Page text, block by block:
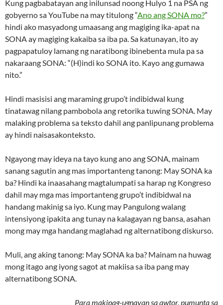
Kung pagbabatayan ang inilunsad noong Hulyo 1 na PSA ng
gobyerno sa YouTube na may titulong “Ano ang SONA mo?”
hindi ako masyadong umaasang ang magiging ika-apat na
SONA ay magiging kakaiba sa iba pa. Sa katunayan, ito ay
pagpapatuloy lamang ng naratibong ibinebenta mula pa sa
nakaraang SONA: “(H)indi ko SONA ito. Kayo ang gumawa
nito.”
Hindi masisisi ang maraming grupo’t indibidwal kung
tinatawag nilang pambobola ang retorika tuwing SONA. May
malaking problema sa teksto dahil ang panlipunang problema
ay hindi naisasakonteksto.
Ngayong may ideya na tayo kung ano ang SONA, mainam
sanang sagutin ang mas importanteng tanong: May SONA ka
ba? Hindi ka inaasahang magtalumpati sa harap ng Kongreso
dahil may mga mas importanteng grupo’t indibidwal na
handang makinig sa iyo. Kung may Pangulong walang
intensiyong ipakita ang tunay na kalagayan ng bansa, asahan
mong may mga handang maglahad ng alternatibong diskurso.
Muli, ang aking tanong: May SONA ka ba? Mainam na huwag
mong itago ang iyong sagot at makiisa sa iba pang may
alternatibong SONA.
Para makipag-ugnayan sa awtor, pumunta sa